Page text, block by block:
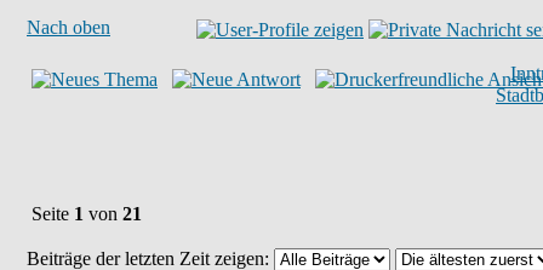
Nach oben
Seite 1 von 21
Beiträge der letzten Zeit zeigen: